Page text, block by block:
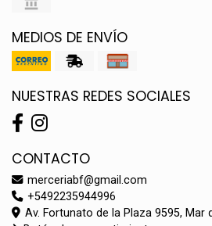
MEDIOS DE ENVÍO
NUESTRAS REDES SOCIALES
CONTACTO
merceriabf@gmail.com
+5492235944996
Av. Fortunato de la Plaza 9595, Mar